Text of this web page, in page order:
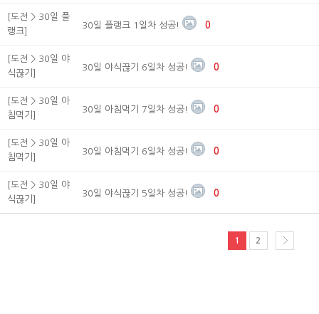
[도전 > 30일 플
랭크]
30일 플랭크 1일차 성공! 0
[도전 > 30일 야
식끊기]
30일 야식끊기 6일차 성공! 0
[도전 > 30일 아
침먹기]
30일 아침먹기 7일차 성공! 0
[도전 > 30일 아
침먹기]
30일 아침먹기 6일차 성공! 0
[도전 > 30일 야
식끊기]
30일 야식끊기 5일차 성공! 0
1 2